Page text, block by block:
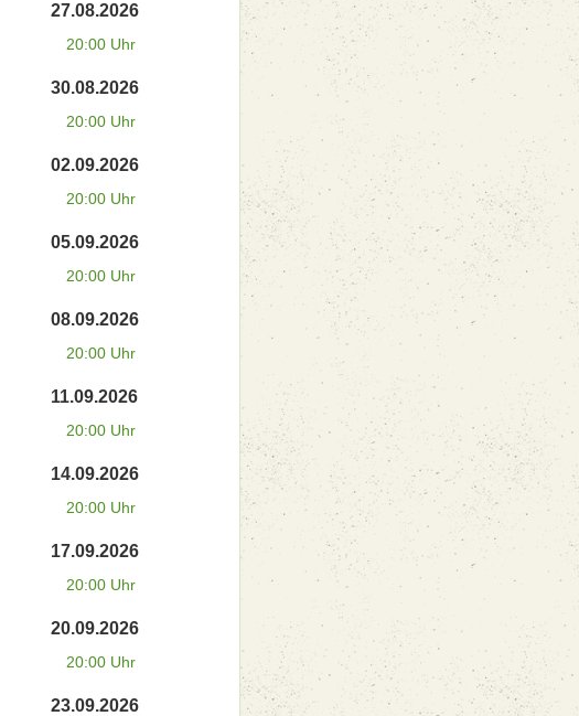
27.08.2026
20:00 Uhr
30.08.2026
20:00 Uhr
02.09.2026
20:00 Uhr
05.09.2026
20:00 Uhr
08.09.2026
20:00 Uhr
11.09.2026
20:00 Uhr
14.09.2026
20:00 Uhr
17.09.2026
20:00 Uhr
20.09.2026
20:00 Uhr
23.09.2026